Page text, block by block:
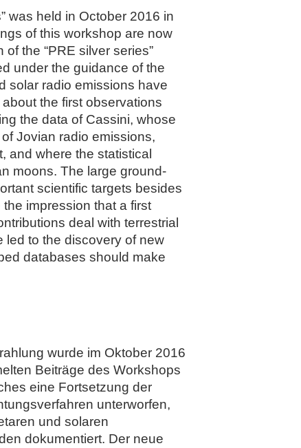
was held in October 2016 in
of this workshop are now
the “PRE silver series”
under the guidance of the
solar radio emissions have
the first observations
the data of Cassini, whose
Jovian radio emissions,
and where the statistical
moons. The large ground-
scientific targets besides
impression that a first
deal with terrestrial
led to the discovery of new
databases should make
wurde im Oktober 2016
Beiträge des Workshops
eine Fortsetzung der
unterworfen,
und solaren
dokumentiert. Der neue